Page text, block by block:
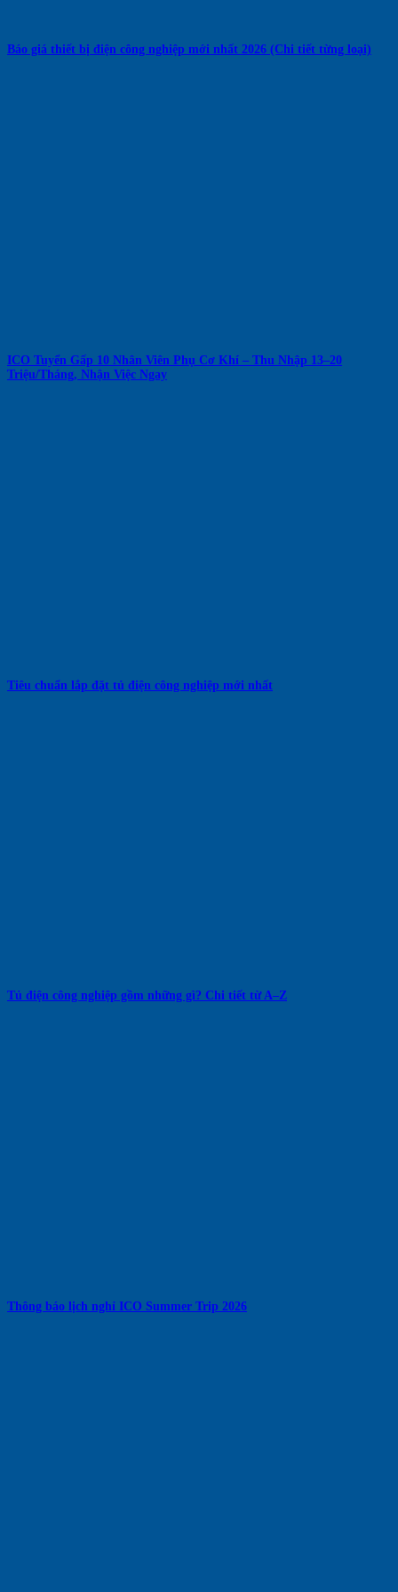
Báo giá thiết bị điện công nghiệp mới nhất 2026 (Chi tiết từng loại)
ICO Tuyển Gấp 10 Nhân Viên Phụ Cơ Khí – Thu Nhập 13–20
Triệu/Tháng, Nhận Việc Ngay
Tiêu chuẩn lắp đặt tủ điện công nghiệp mới nhất
Tủ điện công nghiệp gồm những gì? Chi tiết từ A–Z
Thông báo lịch nghỉ ICO Summer Trip 2026